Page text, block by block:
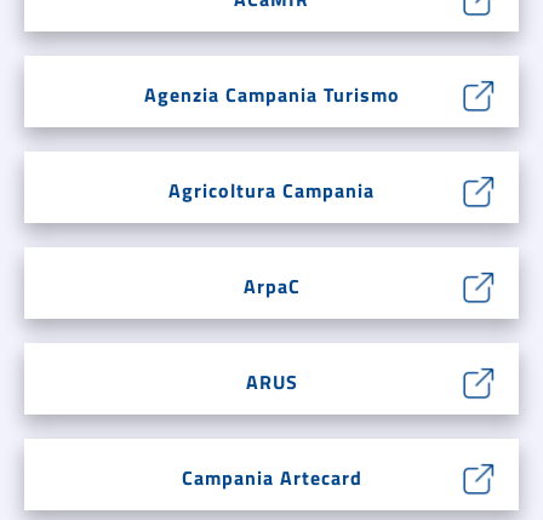
Agenzia Campania Turismo
Agricoltura Campania
ArpaC
ARUS
Campania Artecard